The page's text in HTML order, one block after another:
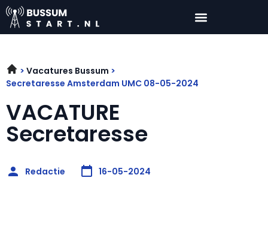
Vacatures Bussum
Secretaresse Amsterdam UMC 08-05-2024
VACATURE
Secretaresse
Redactie 16-05-2024